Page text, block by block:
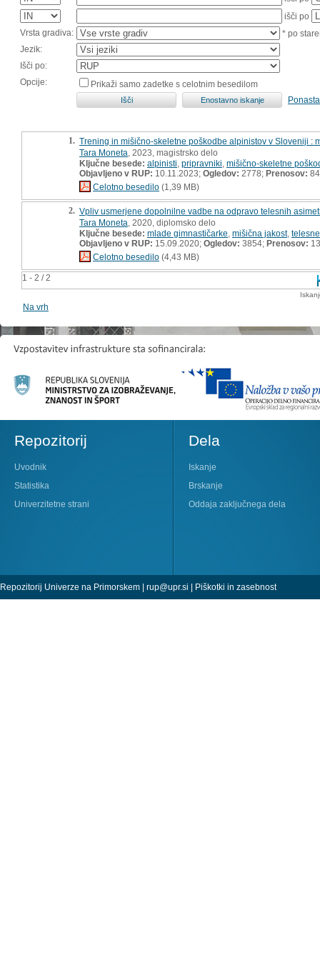
išči po
Vrsta gradiva:
* po
Jezik:
Išči po:
Opcije:
Prikaži samo zadetke s celotnim besedilom
1 - 2 / 2
1. Trening in mišično-skeletne poškodbe alpinistov v Sloveniji :
Tara Moneta , 2023, magistrsko delo
Ključne besede: alpinisti pripravniki mišično-skeletne
Objavljeno v RUP: 10.11.2023; Ogledov: 2778; Prenosov: 84
Celotno besedilo (1,39 MB)
2. Vpliv usmerjene dopolnilne vadbe na odpravo telesnih
Tara Moneta , 2020, diplomsko delo
Ključne besede: mlade gimnastičarke mišična jakost,
Objavljeno v RUP: 15.09.2020; Ogledov: 3854; Prenosov:
Celotno besedilo (4,43 MB)
Na vrh
Repozitorij
Uvodnik
Statistika
Univerzitetne strani
Dela
Iskanje
Brskanje
Oddaja zaključnega dela
Repozitorij Univerze na Primorskem | rup@upr.si | Piškotki in zasebnost